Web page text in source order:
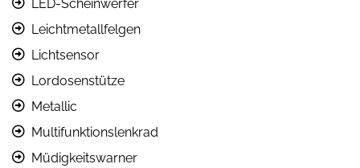
LED-Scheinwerfer
Leichtmetallfelgen
Lichtsensor
Lordosenstütze
Metallic
Multifunktionslenkrad
Müdigkeitswarner